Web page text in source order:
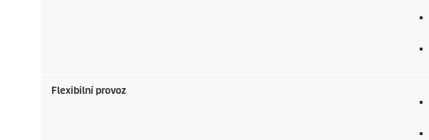
Flexibilní provoz